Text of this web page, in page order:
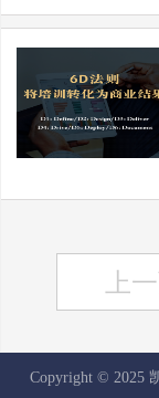
上
Copyright © 2025